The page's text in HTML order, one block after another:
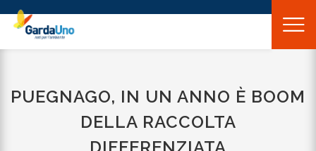
Gardauno
Spa
PUEGNAGO, IN UN ANNO È BOOM
DELLA RACCOLTA